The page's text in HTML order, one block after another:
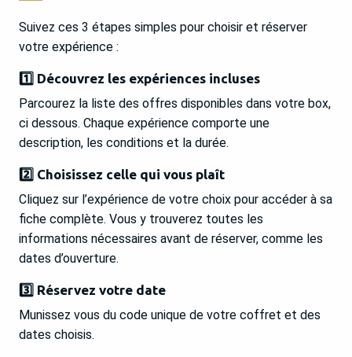
Suivez ces 3 étapes simples pour choisir et réserver
votre expérience :
1️⃣ Découvrez les expériences incluses
Parcourez la liste des offres disponibles dans votre box,
ci dessous. Chaque expérience comporte une
description, les conditions et la durée.
2️⃣ Choisissez celle qui vous plaît
Cliquez sur l’expérience de votre choix pour accéder à sa
fiche complète. Vous y trouverez toutes les
informations nécessaires avant de réserver, comme les
dates d’ouverture.
3️⃣ Réservez votre date
Munissez vous du code unique de votre coffret et des
dates choisis.